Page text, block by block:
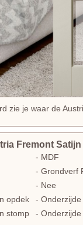
zie je waar de
Fremont
- MDF
- Grondverf
- Nee
opdek
- Onderzijde
stomp
-